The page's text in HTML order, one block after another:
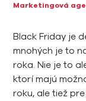
Marketingová
Black Friday je
mnohých je to
roka. Nie je to
ktorí majú
roku, ale tiež